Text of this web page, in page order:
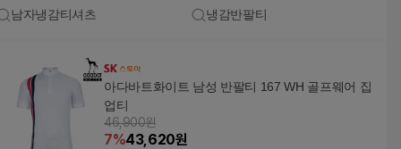
남자냉감티셔츠 냉감반팔티
아다바트화이트 남성 반팔티 167 WH 골프웨어 집
업티
46,900원
7%43,620원